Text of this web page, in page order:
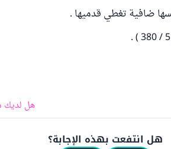
ضافية تغطي قدميها .
هل لديك
هل انتفعت بهذه الإجابة؟